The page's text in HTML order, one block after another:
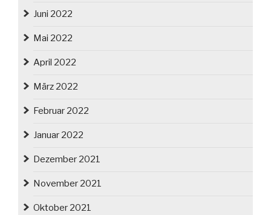
Juni 2022
Mai 2022
April 2022
März 2022
Februar 2022
Januar 2022
Dezember 2021
November 2021
Oktober 2021